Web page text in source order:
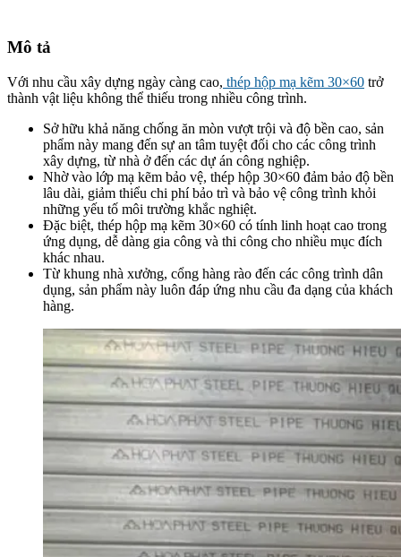
Mô tả
Với nhu cầu xây dựng ngày càng cao, thép hộp mạ kẽm 30×60 trở
thành vật liệu không thể thiếu trong nhiều công trình.
Sở hữu khả năng chống ăn mòn vượt trội và độ bền cao, sản
phẩm này mang đến sự an tâm tuyệt đối cho các công trình
xây dựng, từ nhà ở đến các dự án công nghiệp.
Nhờ vào lớp mạ kẽm bảo vệ, thép hộp 30×60 đảm bảo độ bền
lâu dài, giảm thiểu chi phí bảo trì và bảo vệ công trình khỏi
những yếu tố môi trường khắc nghiệt.
Đặc biệt, thép hộp mạ kẽm 30×60 có tính linh hoạt cao trong
ứng dụng, dễ dàng gia công và thi công cho nhiều mục đích
khác nhau.
Từ khung nhà xưởng, cổng hàng rào đến các công trình dân
dụng, sản phẩm này luôn đáp ứng nhu cầu đa dạng của khách
hàng.